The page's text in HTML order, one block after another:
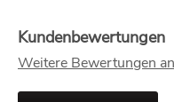
Kundenbewertungen
Weitere Bewertungen